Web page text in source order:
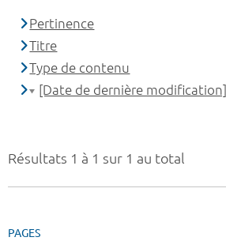
Résultats 1 à 1 sur 1 au total
PAGES
Pertinence
Titre
Type de contenu
[Date de dernière modification]